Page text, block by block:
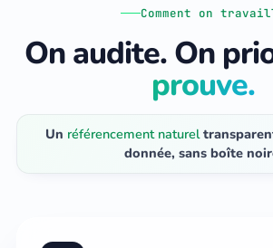
Comment on
On audite. On
prouve.
Un référencement naturel
donnée, sans boîte